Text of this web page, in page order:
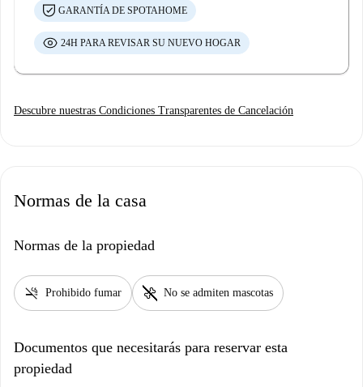
GARANTÍA DE SPOTAHOME
24H PARA REVISAR SU NUEVO HOGAR
Descubre nuestras Condiciones Transparentes de Cancelación
Normas de la casa
Normas de la propiedad
smoke_free Prohibido fumar pet_supplies No se admiten mascotas
Documentos que necesitarás para reservar esta
propiedad